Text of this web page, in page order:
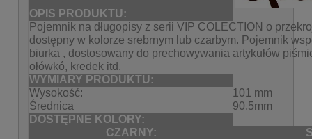
OPIS PRODUKTU:
Pojemnik na długopisy z serii VIP COLECTION o
dostępny w kolorze srebrnym lub czarbym. Pojemnik
biurka , dostosowany do prechowywania artykułów
ołówkó, kredek itd.
WYMIARY PRODUKTU:
Wysokość:
101 mm
Średnica
90,5mm
DOSTĘPNE KOLORY:
CZARNY: